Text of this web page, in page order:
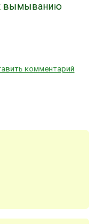
вымыванию
комментарий